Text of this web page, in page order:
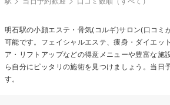
明石駅の小顔エステ・骨気(コルギ)サロン(口コミ
可能です。フェイシャルエステ、痩身・ダイエッ
ア・リフトアップなどの得意メニューや豊富な施
ら自分にピッタリの施術を見つけましょう。当日
す。